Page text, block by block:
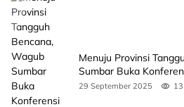
Menuju Provinsi
Sumbar Buka
Unand
29 September 2025